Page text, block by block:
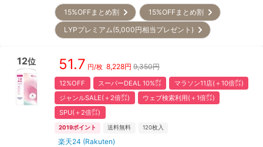
15%OFFまとめ割
15%OFFまとめ割
LYPプレミアム(5,000円相当プレゼント)
12位 51.7 円/枚 8,228円 9,350円
12%OFF スーパーDEAL 10%㌽
マラソン11店(＋10倍㌽)
ジャンルSALE(＋2倍㌽)
ウェブ検索利用(＋1倍㌽)
SPU(＋2倍㌽)
2019ポイント 送料無料 120枚入
楽天24 (Rakuten)